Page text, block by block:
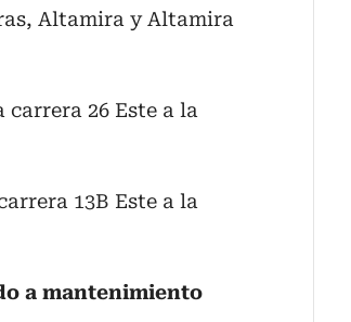
Altamira y Altamira
carrera 26 Este a la
13B Este a la
a mantenimiento